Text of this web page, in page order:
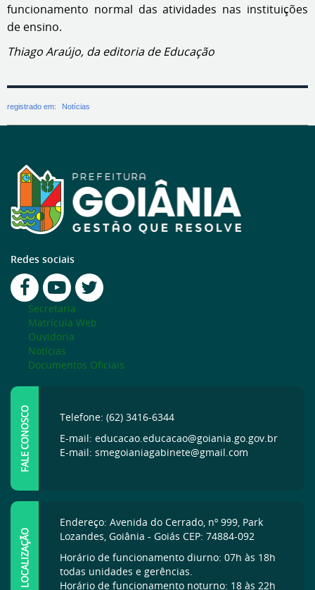
funcionamento normal das atividades nas instituições
de ensino.
Thiago Araújo, da editoria de Educação
registrado em: Notícias
Redes sociais
Secretaria
Matrícula Web
Ouvidoria
Notícias
Documentos Oficiais
FALE CONOSCO
Telefone: (62) 3416-6344
E-mail: educacao.educacao@goiania.go.gov.br
E-mail: smegoianiagabinete@gmail.com
LOCALIZAÇÃO
Endereço: Avenida do Cerrado, nº 999, Park
Lozandes, Goiânia - Goiás CEP: 74884-092
Horário de funcionamento diurno: 07h às 18h
todas unidades e gerências.
Horário de funcionamento noturno: 18 às 22h